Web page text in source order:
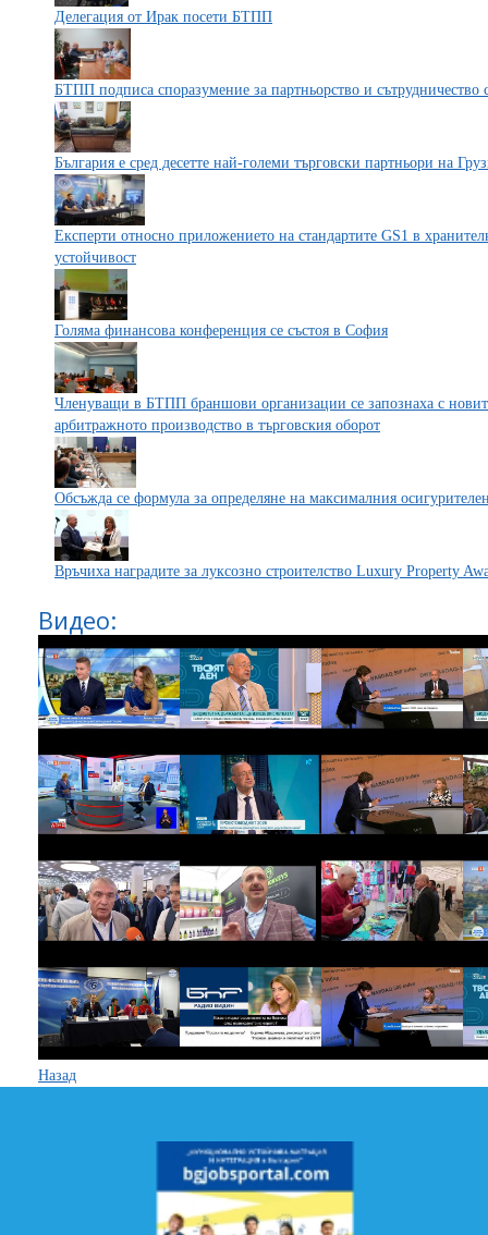
Делегация от Ирак посети БТПП
БТПП подписа споразумение за партньорство и
България е сред десетте най-големи търговски партньори на
Експерти относно приложението на стандартите GS1 в
устойчивост
Голяма финансова конференция се състоя в София
Членуващи в БТПП браншови организации се запознаха с
арбитражното производство в търговския оборот
Обсъжда се формула за определяне на максималния
Връчиха наградите за луксозно строителство Luxury Property
Видео:
Назад